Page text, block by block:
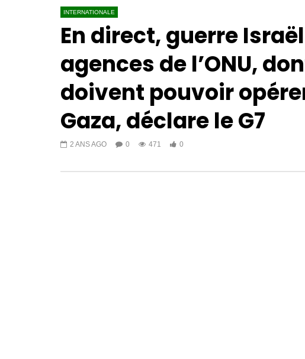
INTERNATIONALE
En direct, guerre
agences de l’ONU,
doivent pouvoir
Gaza, déclare le G7
2 ANS AGO 0 471 0